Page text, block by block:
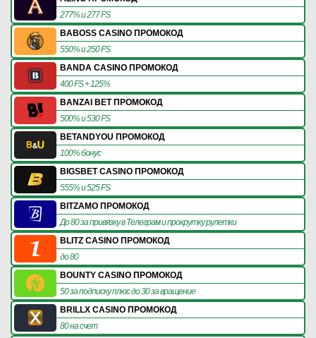
277% и 277 FS
BABOSS CASINO ПРОМОКОД
550% и 250 FS
BANDA CASINO ПРОМОКОД
400 FS + 125%
BANZAI BET ПРОМОКОД
500% и 530 FS
BETANDYOU ПРОМОКОД
100% бонус
BIGSBET CASINO ПРОМОКОД
555% и 525 FS
BITZAMO ПРОМОКОД
До 80 за привязку в Телеграм и прокрутку рулетки
BLITZ CASINO ПРОМОКОД
до 80
BOUNTY CASINO ПРОМОКОД
50 за подписку плюс до 30 за вращение
BRILLX CASINO ПРОМОКОД
80 на счет